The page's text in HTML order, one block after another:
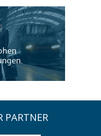
PARTNER